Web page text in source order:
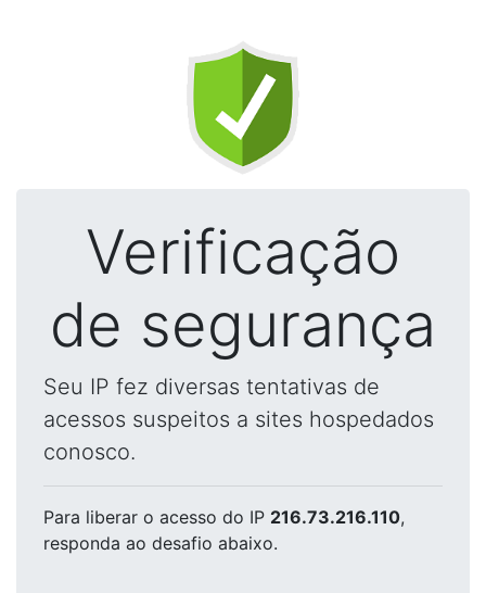
Verificação
de segurança
Seu IP fez diversas tentativas de
acessos suspeitos a sites hospedados
conosco.
Para liberar o acesso do IP 216.73.216.110,
responda ao desafio abaixo.